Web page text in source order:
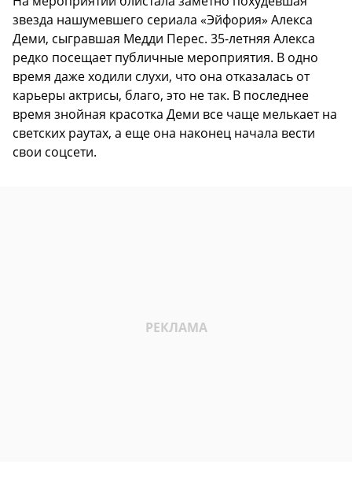
звезда нашумевшего сериала «Эйфория» Алекса
Деми, сыгравшая Медди Перес. 35-летняя Алекса
редко посещает публичные мероприятия. В одно
время даже ходили слухи, что она отказалась от
карьеры актрисы, благо, это не так. В последнее
время знойная красотка Деми все чаще мелькает на
светских раутах, а еще она наконец начала вести
свои соцсети.